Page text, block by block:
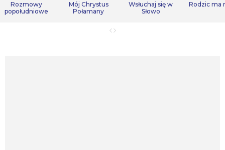
Rozmowy
popołudniowe
Mój Chrystus
Połamany
Wsłuchaj się w
Słowo
Rodzic ma